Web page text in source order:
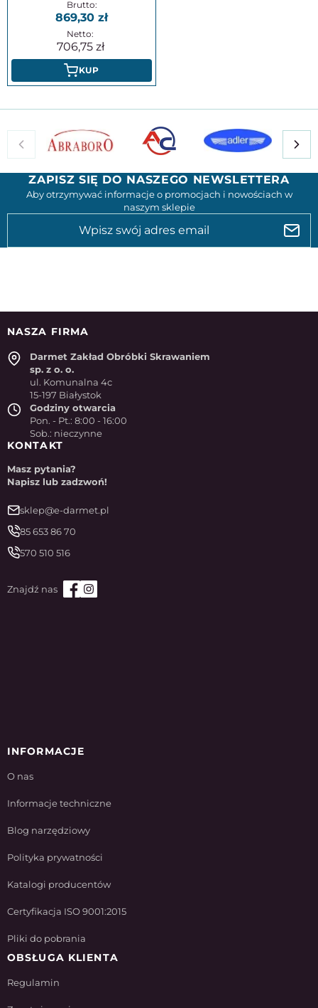
869,30
706,75
KUP
ZAPISZ SIĘ DO NASZEGO NEWSLETTERA
Aby otrzymywać informacje o promocjach i nowościach w
naszym sklepie
NASZA FIRMA
Darmet Zakład Obróbki Skrawaniem
sp. z o. o.
ul. Komunalna 4c
15-197 Białystok
Godziny otwarcia
Pon. - Pt.: 8:00 - 16:00
Sob.: nieczynne
KONTAKT
Masz pytania?
Napisz lub zadzwoń!
sklep@e-darmet.pl
85 653 86 70
570 510 516
INFORMACJE
O nas
Informacje techniczne
Blog narzędziowy
Polityka prywatności
Katalogi producentów
Certyfikacja ISO 9001:2015
Pliki do pobrania
OBSŁUGA KLIENTA
Regulamin